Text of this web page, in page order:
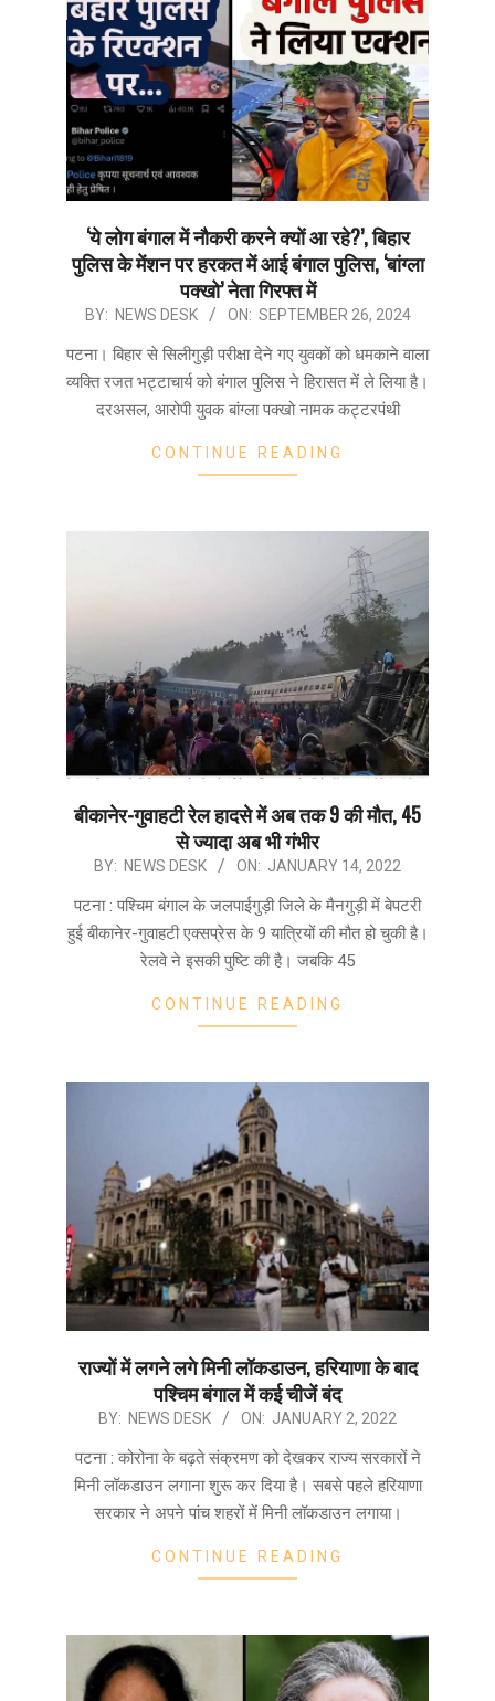
‘ये लोग बंगाल में नौकरी करने क्यों आ रहे?’, बिहार
पुलिस के मेंशन पर हरकत में आई बंगाल पुलिस, ‘बांग्ला
पक्खो’ नेता गिरफ्त में
2024-
26
BY: NEWS DESK ON: SEPTEMBER 26, 2024
पटना। बिहार से सिलीगुड़ी परीक्षा देने गए युवकों को धमकाने वाला
व्यक्ति रजत भट्टाचार्य को बंगाल पुलिस ने हिरासत में ले लिया है।
दरअसल, आरोपी युवक बांग्ला पक्खो नामक कट्टरपंथी
CONTINUE READING
बीकानेर-गुवाहटी रेल हादसे में अब तक 9 की मौत, 45
से ज्यादा अब भी गंभीर
2022-
14
BY: NEWS DESK ON: JANUARY 14, 2022
पटना : पश्चिम बंगाल के जलपाईगुड़ी जिले के मैनगुड़ी में बेपटरी
हुई बीकानेर-गुवाहटी एक्सप्रेस के 9 यात्रियों की मौत हो चुकी है।
रेलवे ने इसकी पुष्टि की है। जबकि 45
CONTINUE READING
राज्यों में लगने लगे मिनी लॉकडाउन, हरियाणा के बाद
पश्चिम बंगाल में कई चीजें बंद
2022-
02
BY: NEWS DESK ON: JANUARY 2, 2022
पटना : कोरोना के बढ़ते संक्रमण को देखकर राज्य सरकारों ने
मिनी लॉकडाउन लगाना शुरू कर दिया है। सबसे पहले हरियाणा
सरकार ने अपने पांच शहरों में मिनी लॉकडाउन लगाया।
CONTINUE READING